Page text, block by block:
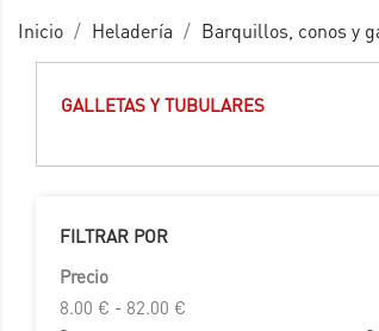
Inicio Heladería Barquillos, conos y
GALLETAS Y TUBULARES
FILTRAR POR
Precio
8.00 € - 82.00 €